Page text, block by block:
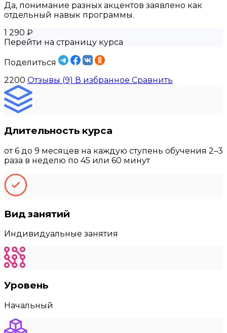
Да, понимание разных акцентов заявлено как
отдельный навык программы.
1 290 ₽
Перейти на страницу курса
Поделиться
2200 Отзывы (9) В избранное Сравнить
Длительность курса
от 6 до 9 месяцев на каждую ступень обучения 2–3
раза в неделю по 45 или 60 минут
Вид занятий
Индивидуальные занятия
Уровень
Начальный